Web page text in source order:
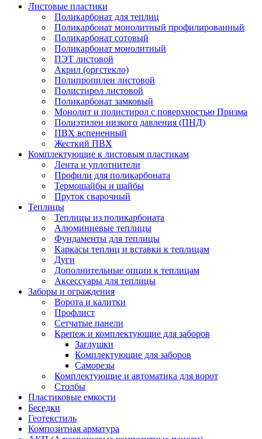
Листовые пластики
Поликарбонат для теплиц
Поликарбонат монолитный профилированный
Поликарбонат сотовый
Поликарбонат монолитный
ПЭТ листовой
Акрил (оргстекло)
Полипропилен листовой
Полистирол листовой
Поликарбонат замковый
Монолит и полистирол с поверхностью Призма
Полиэтилен низкого давления (ПНД)
ПВХ вспененный
Жесткий ПВХ
Комплектующие к листовым пластикам
Лента и уплотнители
Профили для поликарбоната
Термошайбы и шайбы
Пруток сварочный
Теплицы
Теплицы из поликарбоната
Алюминиевые теплицы
Фундаменты для теплицы
Каркасы теплиц и вставки к теплицам
Дуги
Дополнительные опции к теплицам
Аксессуары для теплицы
Заборы и ограждения
Ворота и калитки
Профлист
Сетчатые панели
Крепеж и комплектующие для заборов
Заглушки
Комплектующие для заборов
Саморезы
Комплектующие и автоматика для ворот
Столбы
Пластиковые емкости
Беседки
Геотекстиль
Композитная арматура